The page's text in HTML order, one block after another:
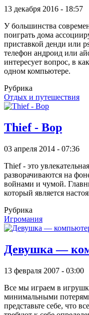
13 декабря 2016 - 18:57
У большинства
поиграть дома
приставкой денди или
телефон андроид или
интересует вопрос, в
одном компьютере.
Рубрика
Отдых и путешествия
Thief - Вор
03 апреля 2014 - 07:36
Thief - это
разворачиваются на
войнами и чумой.
который является
Рубрика
Игромания
Девушка —
13 февраля 2007 - 03:00
Все мы играем в
минимальными
представьте себе, что